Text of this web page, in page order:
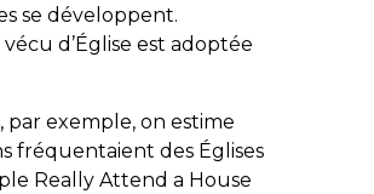
se développent.
d’Église est adoptée
par exemple, on estime
fréquentaient des Églises
Really Attend a House